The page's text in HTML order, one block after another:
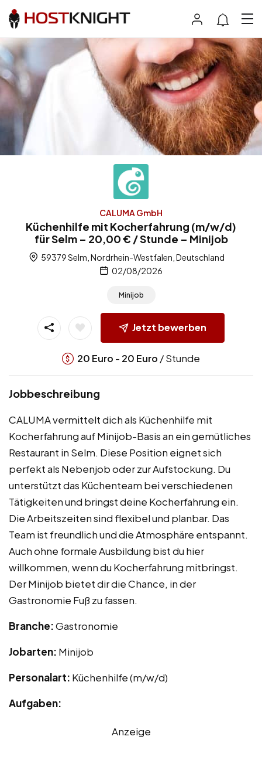
CALUMA GmbH
Küchenhilfe mit Kocherfahrung (m/w/d)
für Selm – 20,00 € / Stunde – Minijob
59379 Selm, Nordrhein-Westfalen, Deutschland
02/08/2026
Minijob
Jetzt bewerben
20 Euro - 20 Euro / Stunde
Jobbeschreibung
CALUMA vermittelt dich als Küchenhilfe mit
Kocherfahrung auf Minijob-Basis an ein gemütliches
Restaurant in Selm. Diese Position eignet sich
perfekt als Nebenjob oder zur Aufstockung. Du
unterstützt das Küchenteam bei verschiedenen
Tätigkeiten und bringst deine Kocherfahrung ein.
Die Arbeitszeiten sind flexibel und planbar. Das
Team ist freundlich und die Atmosphäre entspannt.
Auch ohne formale Ausbildung bist du hier
willkommen, wenn du Kocherfahrung mitbringst.
Der Minijob bietet dir die Chance, in der
Gastronomie Fuß zu fassen.
Branche:Gastronomie
Jobarten: Minijob
Personalart: Küchenhilfe (m/w/d)
Aufgaben:
Anzeige